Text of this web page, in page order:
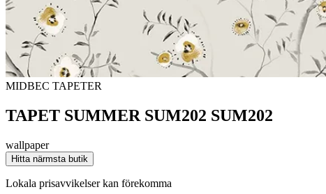
MIDBEC TAPETER
TAPET SUMMER SUM202 SUM202
wallpaper
Hitta närmsta butik
Lokala prisavvikelser kan förekomma